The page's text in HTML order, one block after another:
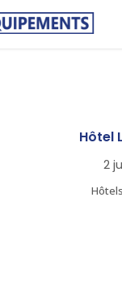
Hôtel
2